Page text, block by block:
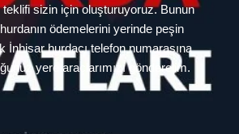
teklifi sizin için oluşturuyoruz. Bunun
hurdanın ödemelerini yerinde peşin
İnhisar hurdacı telefon numarasına
yere araçlarımızı gönderelim.